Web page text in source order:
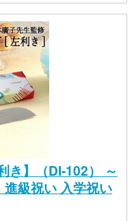
化木 ・鋲：ステン
IN JAPAN
き】（DI-102） ～
級祝い 入学祝い